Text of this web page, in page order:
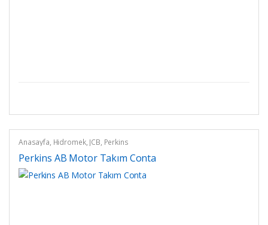
Anasayfa, Hidromek, JCB, Perkins
Perkins AB Motor Takım Conta